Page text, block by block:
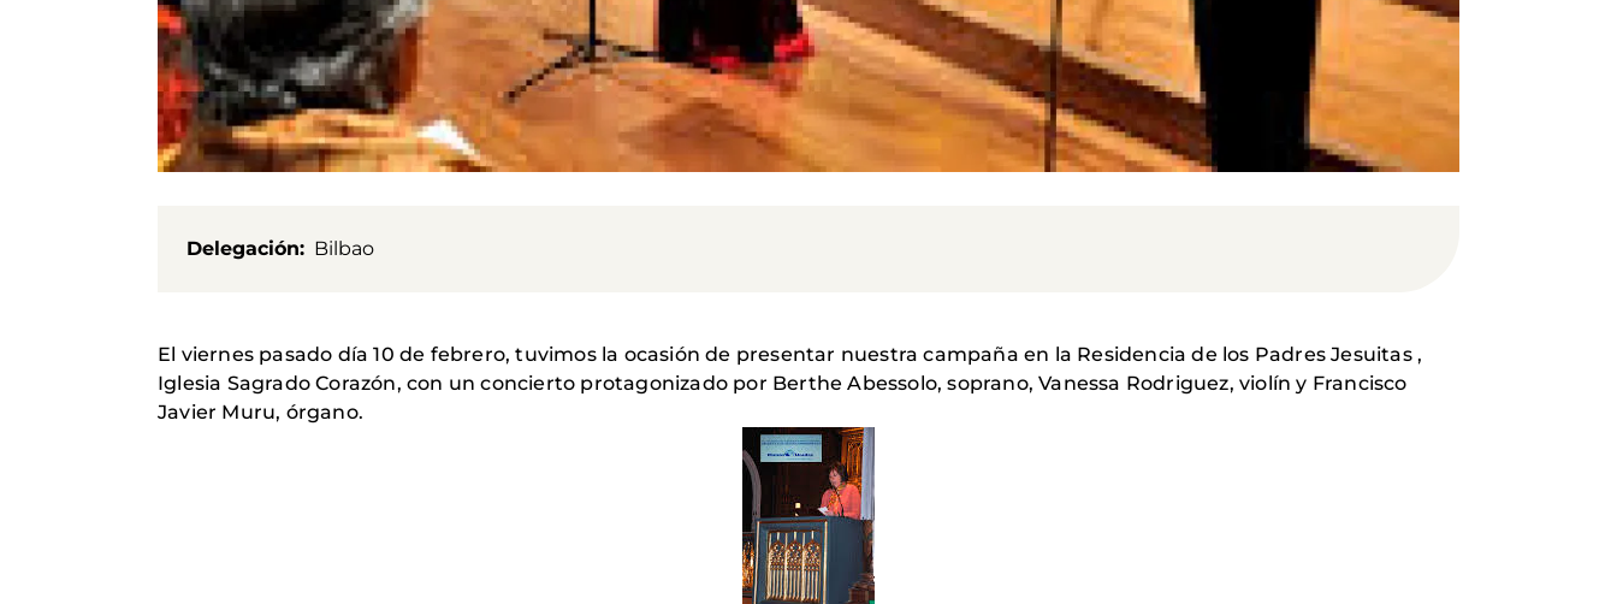
Delegación Bilbao
El viernes pasado día 10 de febrero, tuvimos la ocasión de presentar nuestra campaña en la Residencia de los Padres Jesuitas ,
Iglesia Sagrado Corazón, con un concierto protagonizado por Berthe Abessolo, soprano, Vanessa Rodriguez, violín y Francisco
Javier Muru, órgano.